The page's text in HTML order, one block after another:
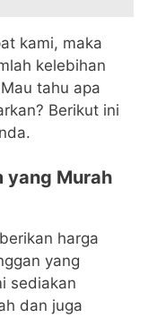
kami, maka
kelebihan
tahu apa
Berikut ini
yang Murah
harga
yang
sediakan
dan juga